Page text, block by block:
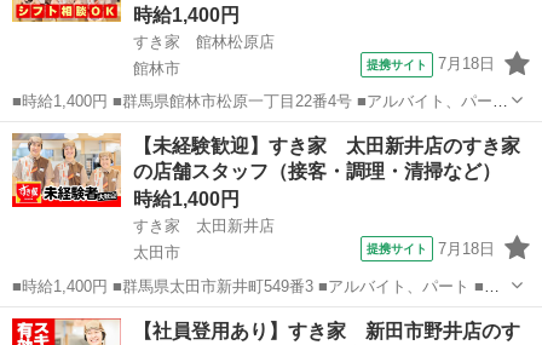
時給1,400円
すき家 館林松原店
館林市
提携サイト 7月18日
■時給1,400円 ■群馬県館林市松原一丁目22番4号 ■アルバイト、パート
■履歴書不要、未経験歓迎、大学生歓迎、主婦・主夫歓迎、フリーター
歓迎、ミドル（40代～）活躍中、エルダー（50代～）活躍中、シニア
（60代～）活躍...
群馬 館林市 ファーストフード
【未経験歓迎】すき家 太田新井店のすき家
の店舗スタッフ（接客・調理・清掃など）
時給1,400円
すき家 太田新井店
太田市
提携サイト 7月18日
■時給1,400円 ■群馬県太田市新井町549番3 ■アルバイト、パート ■履
歴書不要、未経験歓迎、大学生歓迎、主婦・主夫歓迎、フリーター歓
迎、ミドル（40代～）活躍中、エルダー（50代～）活躍中、シニア
群馬 太田市 ファーストフード
【社員登用あり】すき家 新田市野井店のす